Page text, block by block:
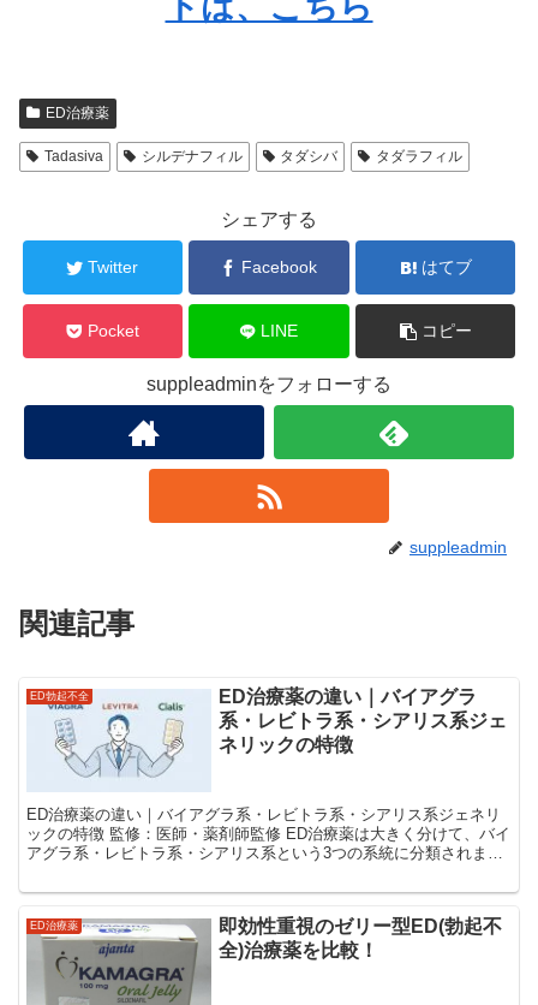
ED治療薬
Tadasiva シルデナフィル タダシバ タダラフィル
シェアする
Twitter Facebook はてブ
Pocket LINE コピー
suppleadminをフォローする
suppleadmin
関連記事
ED勃起不全
ED治療薬の違い｜バイアグラ
系・レビトラ系・シアリス系ジェ
ネリックの特徴
ED治療薬の違い｜バイアグラ系・レビトラ系・シアリス系ジェネリ
ックの特徴 監修：医師・薬剤師監修 ED治療薬は大きく分けて、バイ
アグラ系・レビトラ系・シアリス系という3つの系統に分類されま
ED治療薬
即効性重視のゼリー型ED(勃起不
全)治療薬を比較！